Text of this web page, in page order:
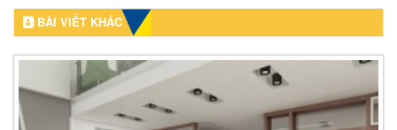
BÀI VIẾT KHÁC